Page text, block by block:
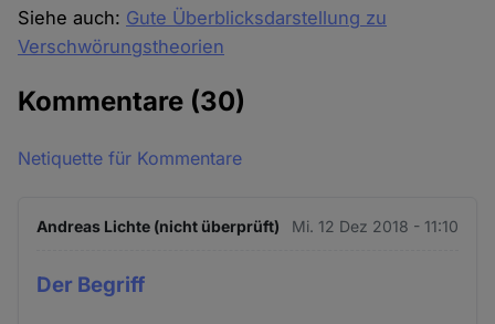
Siehe auch: Gute Überblicksdarstellung zu
Verschwörungstheorien
Kommentare (30)
Netiquette für Kommentare
Andreas Lichte (nicht überprüft) Mi. 12 Dez 2018 - 11:10
Der Begriff